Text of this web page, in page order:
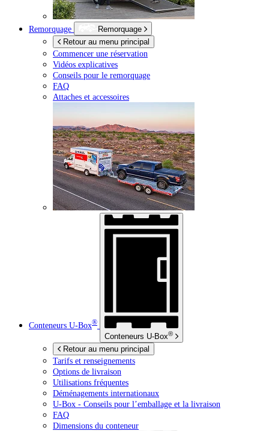
Remorquage
Remorquage
Retour au menu principal
Commencer une réservation
Vidéos explicatives
Conseils pour le remorquage
FAQ
Attaches et accessoires
Conteneurs U-Box®
Conteneurs U-Box®
Retour au menu principal
Tarifs et renseignements
Options de livraison
Utilisations fréquentes
Déménagements internationaux
U-Box - Conseils pour l’emballage et la livraison
FAQ
Dimensions du conteneur